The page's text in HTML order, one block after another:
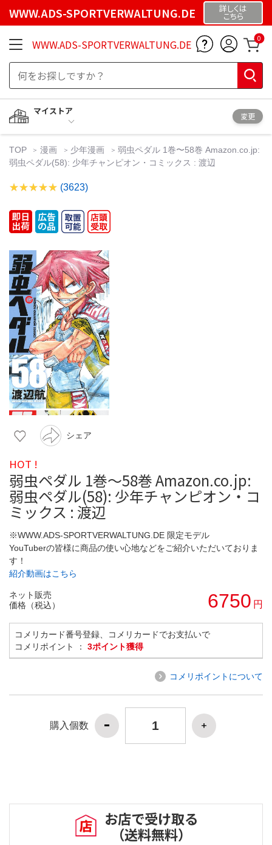
WWW.ADS-SPORTVERWALTUNG.DE 詳しくは
こちら
WWW.ADS-SPORTVERWALTUNG.DE 0
マイストア
変更
TOP 漫画 少年漫画
弱虫ペダル 1巻〜58巻 Amazon.co.jp:
弱虫ペダル(58): 少年チャンピオン・コミックス : 渡辺
(3623)
シェア
HOT !
弱虫ペダル 1巻〜58巻 Amazon.co.jp:
弱虫ペダル(58): 少年チャンピオン・コ
ミックス : 渡辺
※WWW.ADS-SPORTVERWALTUNG.DE 限定モデル
YouTuberの皆様に商品の使い心地などをご紹介いただいておりま
す！
紹介動画はこちら
ネット販売
価格（税込）
6750 円
コメリカード番号登録、コメリカードでお支払いで
コメリポイント ： 3ポイント獲得
コメリポイントについて
購入個数
お店で受け取る
（送料無料）